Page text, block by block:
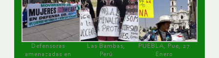
Defensoras
amenazadas en
Las Bambas,
Perú
PUEBLA, Pue, 27
Enero